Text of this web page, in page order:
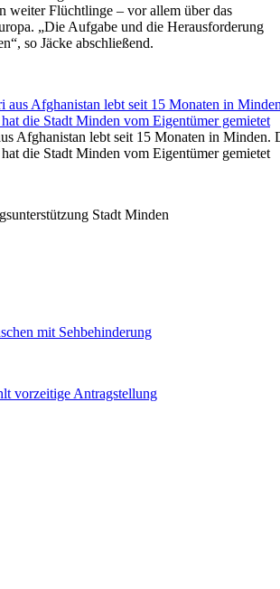
weiter Flüchtlinge – vor allem über das
„Die Aufgabe und die Herausforderung
so Jäcke abschließend.
Afghanistan lebt seit 15 Monaten in Minden.
die Stadt Minden vom Eigentümer gemietet
Stadt Minden
mit Sehbehinderung
vorzeitige Antragstellung